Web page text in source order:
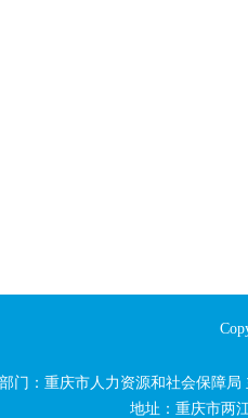
门：重庆市人力资源和社会保障
地址：重庆市两